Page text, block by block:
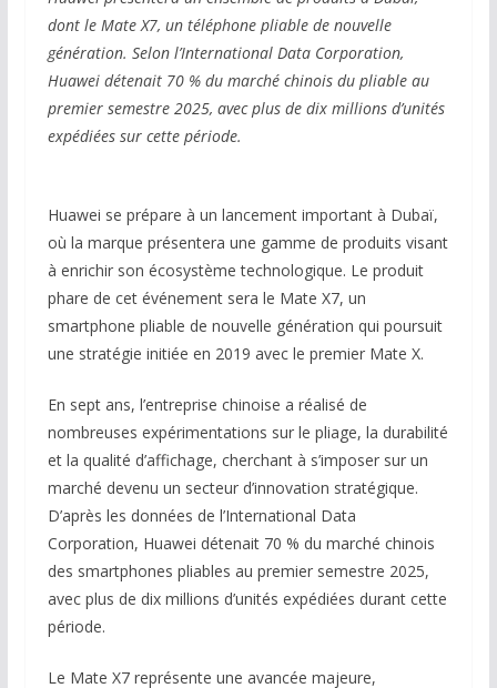
dont le Mate X7, un téléphone pliable de nouvelle
génération. Selon l’International Data Corporation,
Huawei détenait 70 % du marché chinois du pliable au
premier semestre 2025, avec plus de dix millions d’unités
expédiées sur cette période.
Huawei se prépare à un lancement important à Dubaï,
où la marque présentera une gamme de produits visant
à enrichir son écosystème technologique. Le produit
phare de cet événement sera le Mate X7, un
smartphone pliable de nouvelle génération qui poursuit
une stratégie initiée en 2019 avec le premier Mate X.
En sept ans, l’entreprise chinoise a réalisé de
nombreuses expérimentations sur le pliage, la durabilité
et la qualité d’affichage, cherchant à s’imposer sur un
marché devenu un secteur d’innovation stratégique.
D’après les données de l’International Data
Corporation, Huawei détenait 70 % du marché chinois
des smartphones pliables au premier semestre 2025,
avec plus de dix millions d’unités expédiées durant cette
période.
Le Mate X7 représente une avancée majeure,